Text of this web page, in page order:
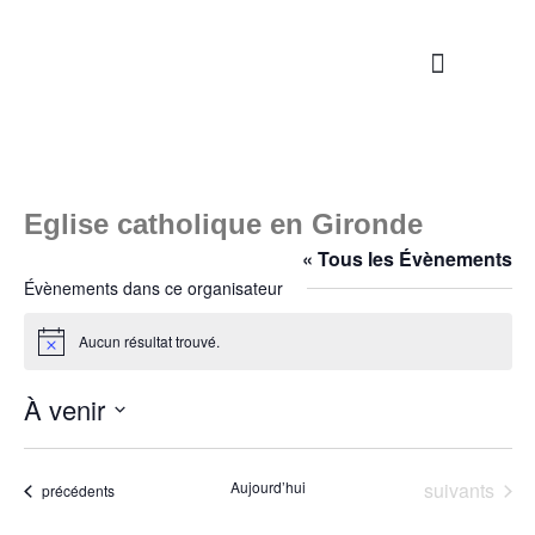
Eglise catholique en Gironde
« Tous les Évènements
Évènements dans ce organisateur
Notice Aucun résultat trouvé.
À venir
une
Évènements
précédents Aujourd’hui Évènements
suivants